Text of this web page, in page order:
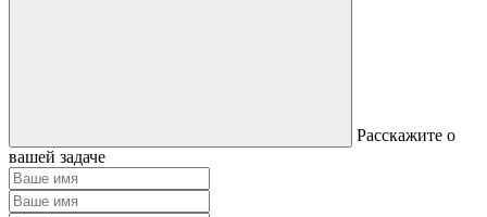
Расскажите о
вашей задаче